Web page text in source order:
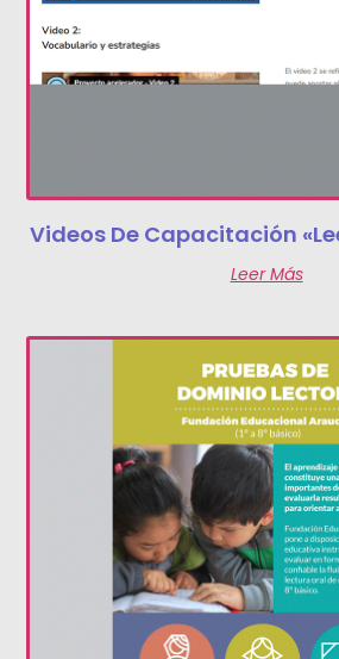
Videos De Capacitación
Leer Más